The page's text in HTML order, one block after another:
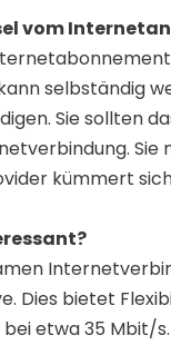
vom
selbständig
Sie sollten
Sie
kümmert
Dies bietet
etwa 35 Mbit/